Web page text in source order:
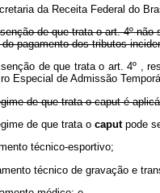
da Receita Federal do
de que trata o art. 4º
pagamento dos tributos
de que trata o art. 4º ,
Especial de Admissão
de que trata ocaputé
de que trata ocaputpode
técnico-esportivo;
técnico de gravação e